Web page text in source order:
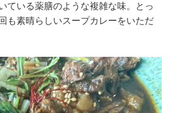
ている薬膳のような複雑な味。とっ
も素晴らしいスープカレーをいただ